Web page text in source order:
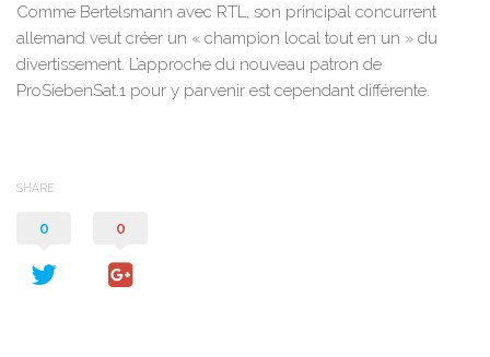
Comme Bertelsmann avec RTL, son principal concurrent
allemand veut créer un « champion local tout en un » du
divertissement. L’approche du nouveau patron de
ProSiebenSat.1 pour y parvenir est cependant différente.
SHARE
0 0